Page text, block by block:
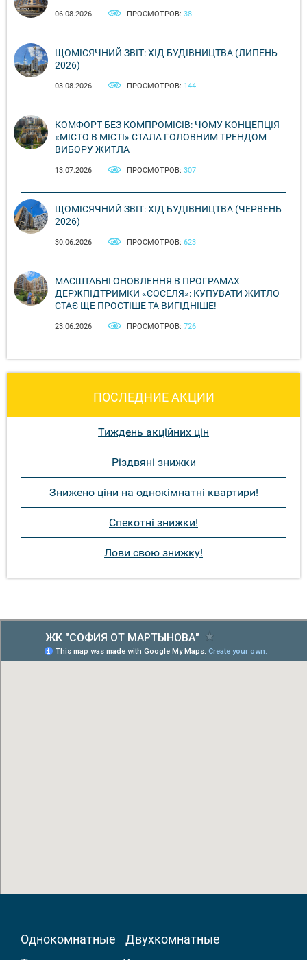
06.08.2026 ПРОСМОТРОВ: 38
ЩОМІСЯЧНИЙ ЗВІТ: ХІД БУДІВНИЦТВА (ЛИПЕНЬ
2026)
03.08.2026 ПРОСМОТРОВ: 144
КОМФОРТ БЕЗ КОМПРОМІСІВ: ЧОМУ КОНЦЕПЦІЯ
«МІСТО В МІСТІ» СТАЛА ГОЛОВНИМ ТРЕНДОМ
ВИБОРУ ЖИТЛА
13.07.2026 ПРОСМОТРОВ: 307
ЩОМІСЯЧНИЙ ЗВІТ: ХІД БУДІВНИЦТВА (ЧЕРВЕНЬ
2026)
30.06.2026 ПРОСМОТРОВ: 623
МАСШТАБНІ ОНОВЛЕННЯ В ПРОГРАМАХ
ДЕРЖПІДТРИМКИ «ЄОСЕЛЯ»: КУПУВАТИ ЖИТЛО
СТАЄ ЩЕ ПРОСТІШЕ ТА ВИГІДНІШЕ!
23.06.2026 ПРОСМОТРОВ: 726
ПОСЛЕДНИЕ АКЦИИ
Тиждень акційних цін
Різдвяні знижки
Знижено ціни на однокімнатні квартири!
Спекотні знижки!
Лови свою знижку!
Однокомнатные
Двухкомнатные